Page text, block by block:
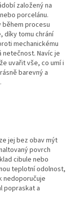
založený na
porcelánu.
procesu
díky tomu chrání
mechanickému
Navíc je
uvařit vše, co umí i
barevný a
jej bez obav mýt
povrch
cibule nebo
teplotní odolnost,
nedoporučuje
popraskat a